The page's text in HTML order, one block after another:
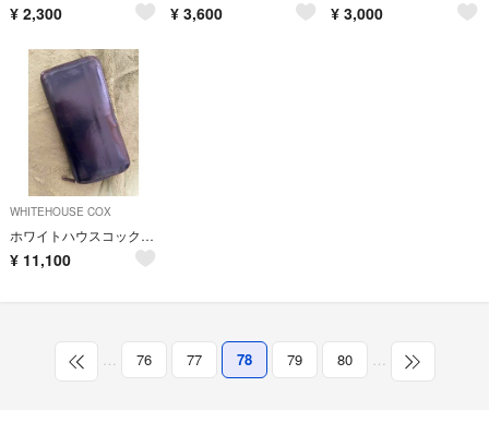
¥ 2,300 ¥ 3,600 ¥ 3,000
WHITEHOUSE COX
ホワイトハウスコックス 財布
¥ 11,100
… 76 77 78 79 80 …